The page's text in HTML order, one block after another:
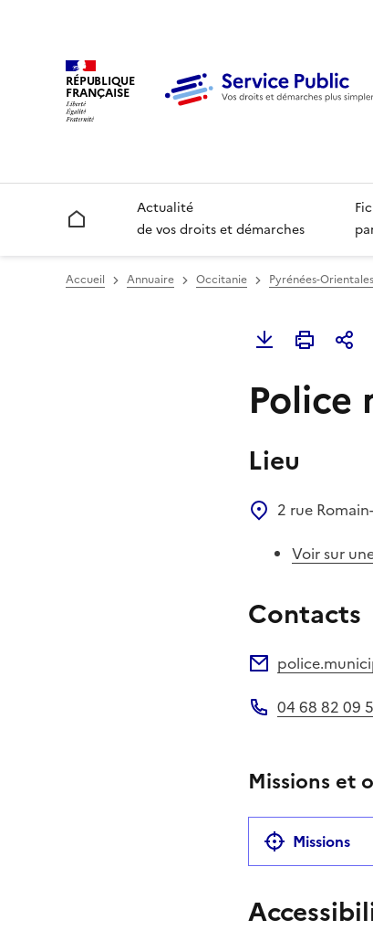
RÉPUBLIQUE
FRANÇAISE
Accueil
Actualité
de vos droits et démarches
Accueil Annuaire Occitanie Pyrénées-
Police
Lieu
2 rue
Voir sur
Contacts
04 68 82 09
Missions et
Missions